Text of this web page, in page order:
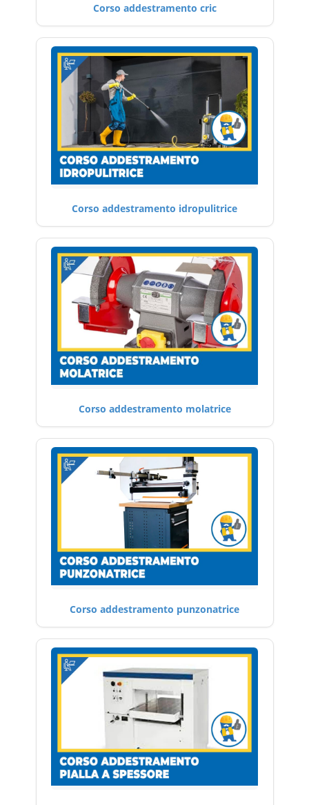
Corso addestramento cric
Corso addestramento idropulitrice
Corso addestramento molatrice
Corso addestramento punzonatrice